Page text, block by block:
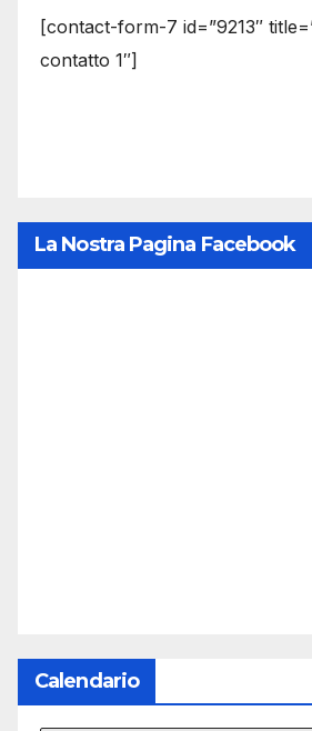
[contact-form-7 id=”9213″
contatto 1″]
La Nostra Pagina Facebook
Calendario